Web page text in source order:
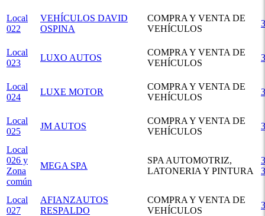
Local
022
VEHÍCULOS DAVID
OSPINA
COMPRA Y VENTA DE
VEHÍCULOS
Local
023
LUXO AUTOS
COMPRA Y VENTA DE
VEHÍCULOS
Local
024
LUXE MOTOR
COMPRA Y VENTA DE
VEHÍCULOS
Local
025
JM AUTOS
COMPRA Y VENTA DE
VEHÍCULOS
Local
026 y
Zona
común
MEGA SPA
SPA AUTOMOTRIZ,
LATONERIA Y PINTURA
Local
027
AFIANZAUTOS
RESPALDO
COMPRA Y VENTA DE
VEHÍCULOS